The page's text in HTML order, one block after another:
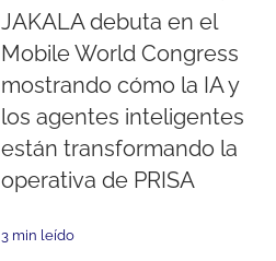
JAKALA debuta en el
Mobile World Congress
mostrando cómo la IA y
los agentes inteligentes
están transformando la
operativa de PRISA
3 min leído